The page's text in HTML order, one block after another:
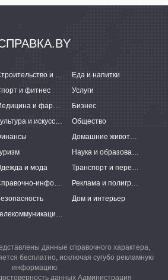
Строительство и ремонт
Еда и напитки
и фитнес
Услуги
Медицина и фармацевтика
Бизнес
Культура и искусство
Общество
Домашние животные
Наука и образование
и мода
Транспорт и перевозки
Справочно-информационные системы
Реклама и полиграфия
Дом и интерьер
Телекоммуникации и связь
данные справочного характера,
бесплатно, исключая сугубо рекламную
информацию.
данных Администрация